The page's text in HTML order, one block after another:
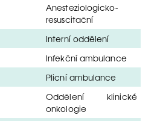
Anesteziologicko-
resuscitační
Interní oddělení
Infekční ambulance
Plicní ambulance
Oddělení klinické
onkologie